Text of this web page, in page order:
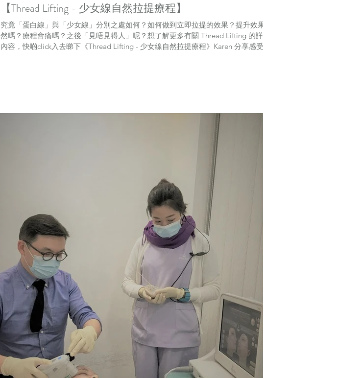
【Thread Lifting - 少女線自然拉提療程】
究竟「蛋白線」與「少女線」分別之處如何？如何做到立即拉提的效果？提升效果自
然嗎？療程會痛嗎？之後「見唔見得人」呢？想了解更多有關 Thread Lifting 的詳細
內容，快啲click入去睇下《Thread Lifting - 少女線自然拉提療程》Karen 分享感受